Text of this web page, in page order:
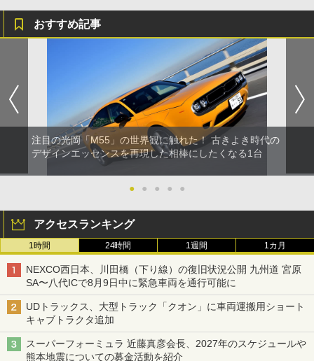
おすすめ記事
注目の光岡「M55」の世界観に触れた！ 古きよき時代の
デザインエッセンスを再現した相棒にしたくなる1台
● ● ● ● ●
アクセスランキング
1時間 24時間 1週間 1カ月
NEXCO西日本、川田橋（下り線）の復旧状況公開 九州道 宮原
SA〜八代ICで8月9日中に緊急車両を通行可能に
UDトラックス、大型トラック「クオン」に車両運搬用ショート
キャブトラクタ追加
スーパーフォーミュラ 近藤真彦会長、2027年のスケジュールや
熊本地震についての募金活動を紹介